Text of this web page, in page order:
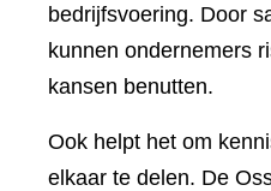
bedrijfsvoering. Door
kunnen ondernemers
kansen benutten.
Ook helpt het om
elkaar te delen. De